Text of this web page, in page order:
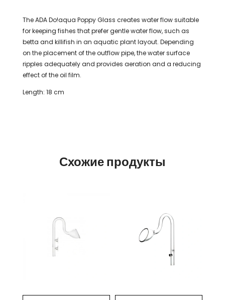
The ADA Do!aqua Poppy Glass creates water flow suitable
for keeping fishes that prefer gentle water flow, such as
betta and killifish in an aquatic plant layout. Depending
on the placement of the outflow pipe, the water surface
ripples adequately and provides aeration and a reducing
effect of the oil film.
Length: 18 cm
Схожие продукты